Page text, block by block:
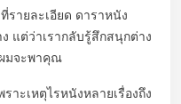
รายละเอียด ดาราหนัง
แต่ว่าเรากลับรู้สึกสนุกต่าง
มจะพาคุณ
าะเหตุไรหนังหลายเรื่องถึง